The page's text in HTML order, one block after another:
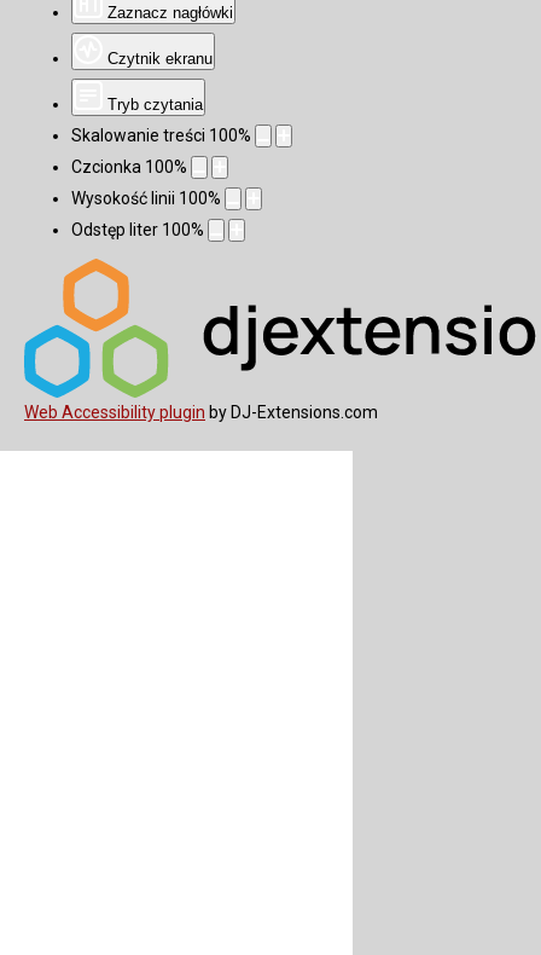
Zaznacz nagłówki
Czytnik ekranu
Tryb czytania
Skalowanie treści 100%
Czcionka 100%
Wysokość linii 100%
Odstęp liter 100%
Web Accessibility plugin by DJ-Extensions.com